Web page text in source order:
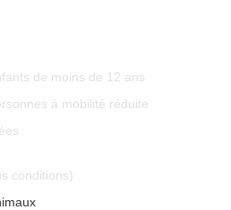
de moins de 12 ans
à mobilité réduite
conditions)